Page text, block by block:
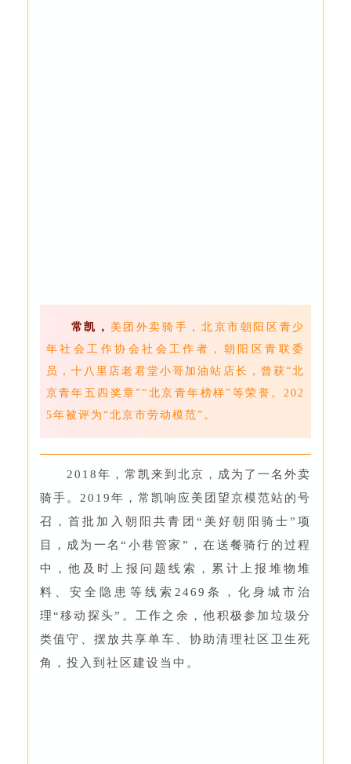
常凯， 美团外卖骑手，北京市朝阳区青少
年社会工作协会社会工作者，朝阳区青联委
员，十八里店老君堂小哥加油站店长，曾获“北
京青年五四奖章”“北京青年榜样”等荣誉。202
5年被评为“北京市劳动模范”。
2018年，常凯来到北京，成为了一名外卖
骑手。2019年，常凯响应美团望京模范站的号
召，首批加入朝阳共青团“美好朝阳骑士”项
目，成为一名“小巷管家”，在送餐骑行的过程
中，他及时上报问题线索，累计上报堆物堆
料、安全隐患等线索2469条，化身城市治
理“移动探头”。工作之余，他积极参加垃圾分
类值守、摆放共享单车、协助清理社区卫生死
角，投入到社区建设当中。